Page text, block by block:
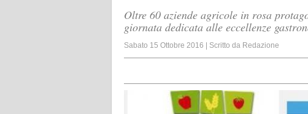
Oltre 60 aziende agricole in rosa
giornata dedicata alle eccellenze
Sabato 15 Ottobre 2016 | Scritto da Redazione